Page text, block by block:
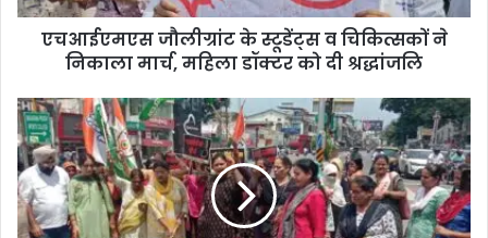
एचआईएमएस जौलीग्रांट के स्टूडेंट्स व चिकित्सकों ने
निकाला मार्च, महिला डॉक्टर को दी श्रद्धांजलि